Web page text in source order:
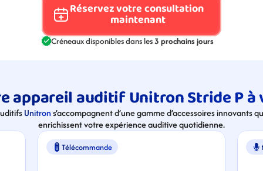
Réservez votre consultation
maintenant
Créneaux disponibles dans les 3 prochains jours
appareil auditif Unitron Stride P
Unitron s’accompagnent d’une gamme d’accessoires innovants
enrichissent votre expérience auditive quotidienne.
Télécommande